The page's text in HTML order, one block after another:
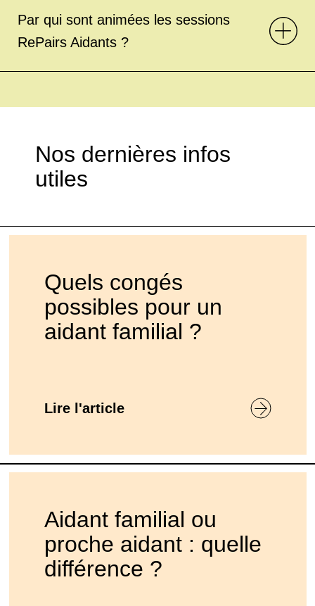
Par qui sont animées les sessions
RePairs Aidants ?
Nos dernières infos
utiles
Quels congés
possibles pour un
aidant familial ?
Lire l'article
Aidant familial ou
proche aidant : quelle
différence ?